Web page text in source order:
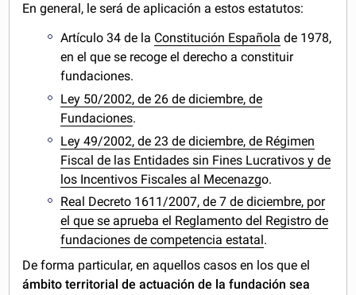
En general, le será de aplicación a estos estatutos:
Artículo 34 de la Constitución Española de 1978,
en el que se recoge el derecho a constituir
fundaciones.
Ley 50/2002, de 26 de diciembre, de
Fundaciones.
Ley 49/2002, de 23 de diciembre, de Régimen
Fiscal de las Entidades sin Fines Lucrativos y de
los Incentivos Fiscales al Mecenazgo.
Real Decreto 1611/2007, de 7 de diciembre, por
el que se aprueba el Reglamento del Registro de
fundaciones de competencia estatal .
De forma particular, en aquellos casos en los que el
ámbito territorial de actuación de la fundación sea